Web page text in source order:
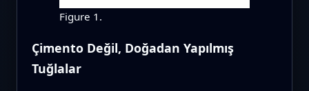
Figure 1.
Çimento Değil, Doğadan Yapılmış
Tuğlalar